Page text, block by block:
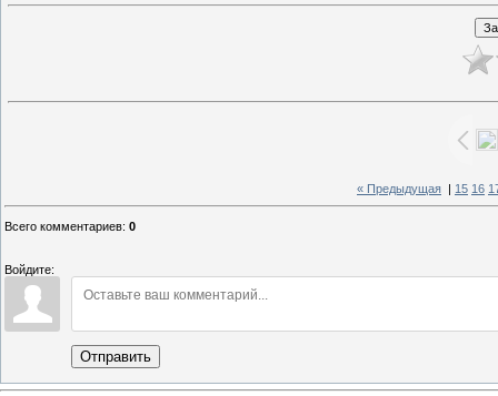
« Предыдущая 15 16
Всего комментариев: 0
Войдите:
Отправить